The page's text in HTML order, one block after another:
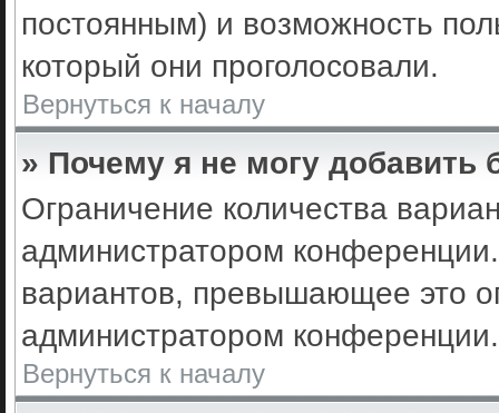
постоянным) и возможность
который они проголосовали.
Вернуться к началу
» Почему я не могу добавить
Ограничение количества
администратором
вариантов, превышающее это
администратором конференции.
Вернуться к началу